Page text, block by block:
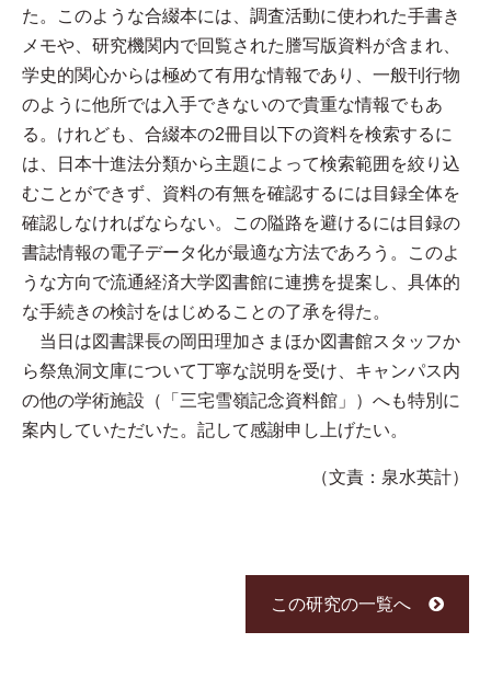
た。このような合綴本には、調査活動に使われた手書き
メモや、研究機関内で回覧された謄写版資料が含まれ、
学史的関心からは極めて有用な情報であり、一般刊行物
のように他所では入手できないので貴重な情報でもあ
る。けれども、合綴本の2冊目以下の資料を検索するに
は、日本十進法分類から主題によって検索範囲を絞り込
むことができず、資料の有無を確認するには目録全体を
確認しなければならない。この隘路を避けるには目録の
書誌情報の電子データ化が最適な方法であろう。このよ
うな方向で流通経済大学図書館に連携を提案し、具体的
な手続きの検討をはじめることの了承を得た。
当日は図書課長の岡田理加さまほか図書館スタッフか
ら祭魚洞文庫について丁寧な説明を受け、キャンパス内
の他の学術施設（「三宅雪嶺記念資料館」）へも特別に
案内していただいた。記して感謝申し上げたい。
（文責：泉水英計）
この研究の一覧へ